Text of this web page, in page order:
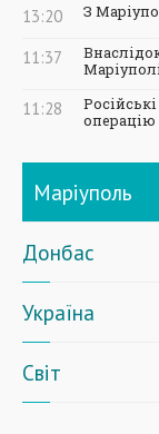
13:20 З
11:37
11:28
Маріуполь
Донбас
Україна
Світ